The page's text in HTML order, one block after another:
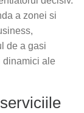
a zonei si
de a gasi
dinamici ale